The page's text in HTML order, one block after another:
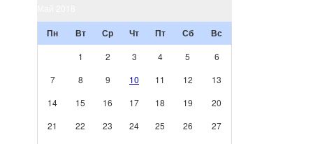
Пн Вт Ср Чт Пт Сб Вс
1 2 3 4 5
6
7
8 9 10 11 12
13
14
15 16 17 18 19
20
21
22 23 24 25 26
27